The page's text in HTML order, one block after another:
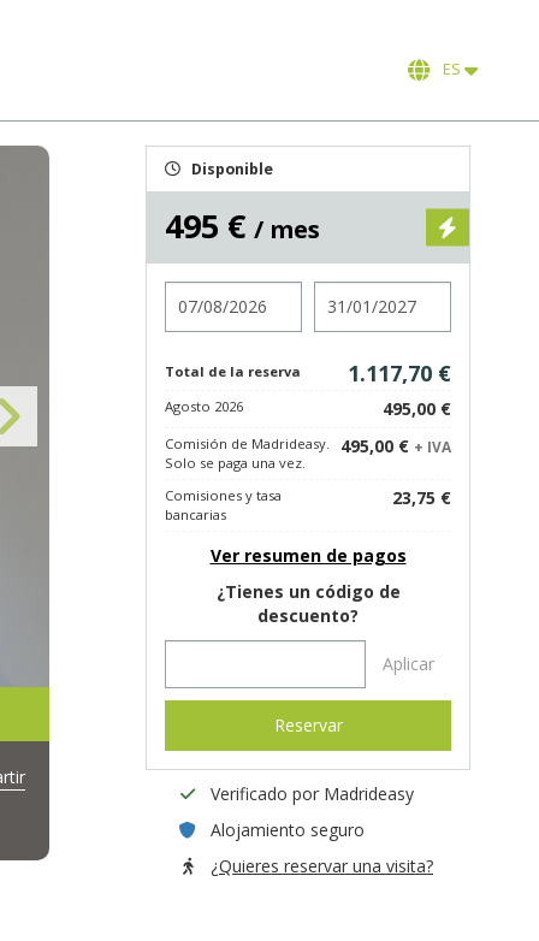
ES
Disponible
495 € / mes
Total de la reserva 1.117,70 €
Agosto 2026 495,00 €
Comisión de Madrideasy.
Solo se paga una vez.
495,00 € + IVA
Comisiones y tasa
bancarias
23,75 €
Ver resumen de pagos
¿Tienes un código de
descuento?
Aplicar
Reservar
Verificado por Madrideasy
Alojamiento seguro
¿Quieres reservar una visita?